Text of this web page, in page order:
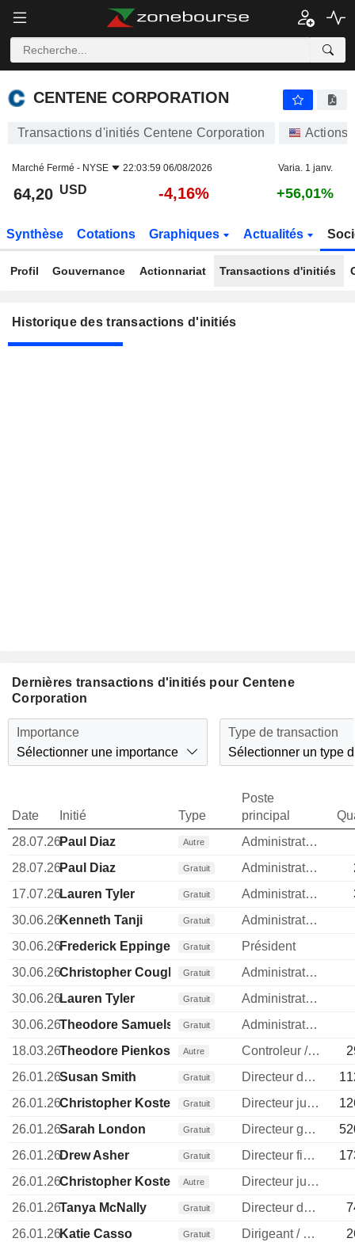
CENTENE CORPORATION
CENTENE CORPORATION
Transactions d'initiés Centene Corporation Actions
Marché Fermé - NYSE 22:03:59 06/08/2026 Varia. 1 janv.
64,20 USD -4,16% +56,01%
Synthèse Cotations Graphiques Actualités
Profil Gouvernance Actionnariat Transactions d'initiés
Historique des transactions d'initiés
Dernières transactions d'initiés pour Centene
Corporation
Importance
Sélectionner une importance
Type de transaction
Sélectionner un type
Date Initié Type
Poste
principal
28.07.26Paul Diaz Autre
Administrateur
28.07.26Paul Diaz Gratuit Administrateur
17.07.26Lauren Tyler Gratuit Administrateur
30.06.26Kenneth Tanji Gratuit
Administrateur
30.06.26Frederick Eppinger Gratuit
Président
30.06.26Christopher CoughlinGratuit
Administrateur
30.06.26Lauren Tyler Gratuit
Administrateur
30.06.26Theodore Samuels Gratuit
Administrateur
18.03.26Theodore Pienkos Autre Controleur / auditeur
26.01.26Susan Smith Gratuit Directeur des operations
26.01.26Christopher Koster Gratuit Directeur juridique
26.01.26Sarah London Gratuit Directeur general
26.01.26Drew Asher Gratuit Directeur financier
26.01.26Christopher Koster Autre
Directeur juridique
26.01.26Tanya McNally Gratuit Directeur des ressources humaines
26.01.26Katie Casso Gratuit Dirigeant / cadre principal